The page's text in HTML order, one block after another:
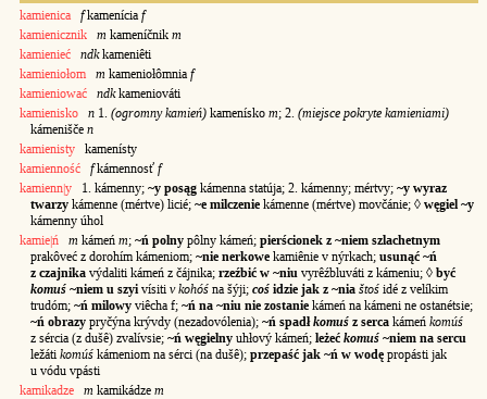
kamienica fkamenícia f
kamienicznik
m kameníčnik m
kamienieć
ndkkameniêti
kamieniołom
m kameniołômnia f
kamieniować
ndkkameniováti
kamienisko
n 1. (ogromny kamień) kamenísko m; 2. (miejsce pokryte kamieniami)
kámenišče n
kamienisty kamenísty
kamienność
fkámennosť f
kamienn|y 1. kámenny; ~y posąg kámenna statúja; 2. kámenny; mértvy; ~y wyraz
twarzy kámenne (mértve) licié; ~e milczenie kámenne (mértve) movčánie; ◊ węgiel ~y
kámenny úhol
kamie|ń
m kámeń m; ~ń polny pôlny kámeń; pierścionek z ~niem szlachetnym
prakôveć z dorohím kámeniom; ~nie nerkowe kamiênie v nýrkach; usunąć ~ń
z czajnika výdaliti kámeń z čájnika; rzeźbić w ~niu vyrêźbluváti z kámeniu; ◊ być
komuś ~niem u szyi vísiti v kohóś na šýji; coś idzie jak z ~nia štoś idé z velíkim
trudóm; ~ń milowy viêcha f; ~ń na ~niu nie zostanie kámeń na kámeni ne ostanétsie;
~ń obrazy pryčýna krývdy (nezadovólenia); ~ń spadłkomuś z serca kámeń komúś
z sércia (z dušê) zvalívsie; ~ń węgielny uhłový kámeń; leżeć komuś ~niem na sercu
ležáti komúś kámeniom na sérci (na dušê); przepaść jak ~ń w wodę propásti jak
u vódu vpásti
kamikadze
m kamikádze m